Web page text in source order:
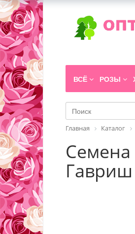
ВСЁ РОЗЫ
Главная Каталог
Семена
Гавриш